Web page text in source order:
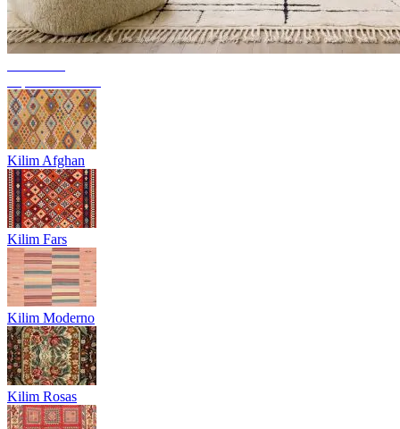
Kilim Afghan
Kilim Fars
Kilim Moderno
Kilim Rosas